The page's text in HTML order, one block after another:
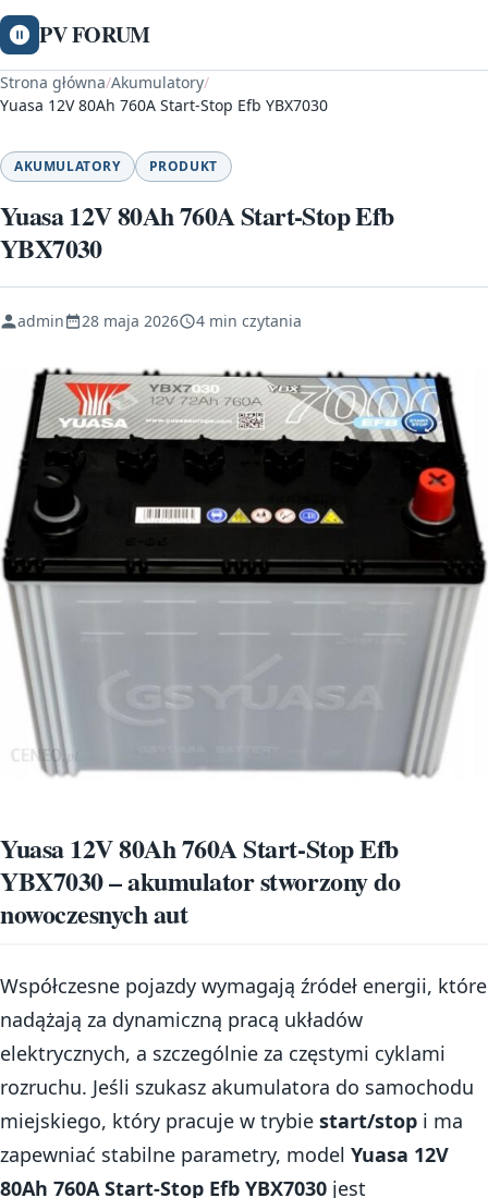
PV FORUM
Strona główna/Akumulatory/
Yuasa 12V 80Ah 760A Start-Stop Efb YBX7030
AKUMULATORY PRODUKT
Yuasa 12V 80Ah 760A Start-Stop Efb
YBX7030
admin 28 maja 2026 4 min czytania
Yuasa 12V 80Ah 760A Start-Stop Efb
YBX7030 – akumulator stworzony do
nowoczesnych aut
Współczesne pojazdy wymagają źródeł energii, które
nadążają za dynamiczną pracą układów
elektrycznych, a szczególnie za częstymi cyklami
rozruchu. Jeśli szukasz akumulatora do samochodu
miejskiego, który pracuje w trybie start/stop i ma
zapewniać stabilne parametry, model Yuasa 12V
80Ah 760A Start-Stop Efb YBX7030 jest